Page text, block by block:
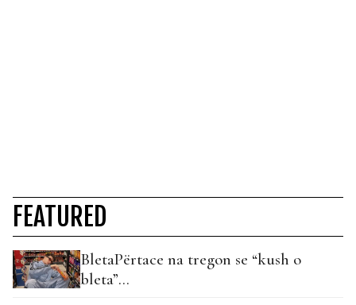
FEATURED
BletaPërtace na tregon se “kush o
bleta”…